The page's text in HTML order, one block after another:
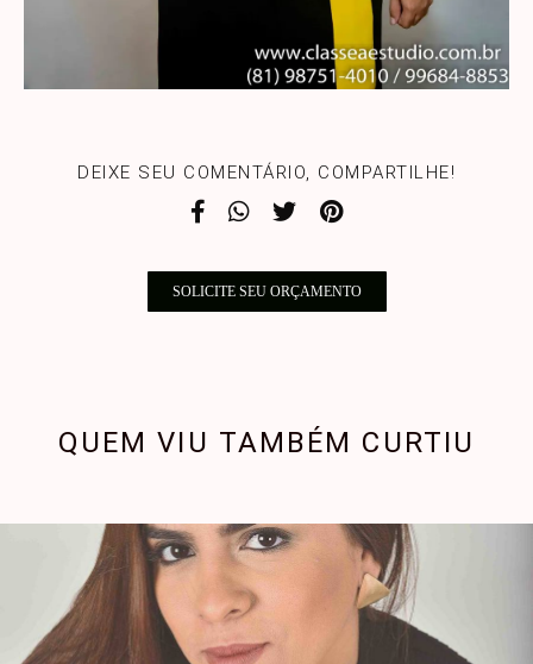
DEIXE SEU COMENTÁRIO, COMPARTILHE!
SOLICITE SEU ORÇAMENTO
QUEM VIU TAMBÉM CURTIU